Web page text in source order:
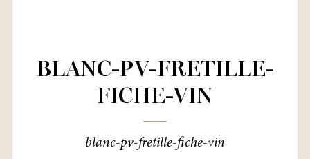
BLANC-PV-FRETILLE-
FICHE-VIN
blanc-pv-fretille-fiche-vin